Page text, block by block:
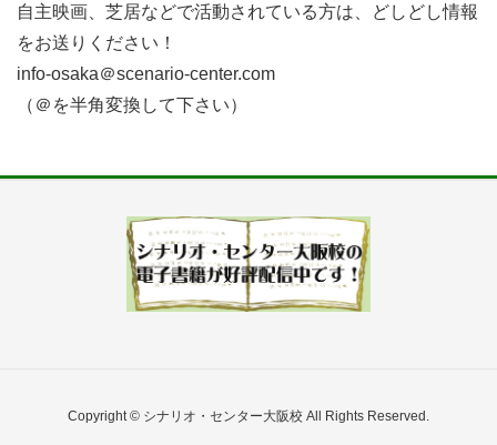
自主映画、芝居などで活動されている方は、どしどし情報
をお送りください！
info-osaka＠scenario-center.com
（＠を半角変換して下さい）
Copyright © シナリオ・センター大阪校 All Rights Reserved.